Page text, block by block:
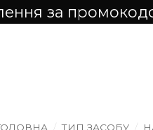
за
ТИП ЗАСОБУ